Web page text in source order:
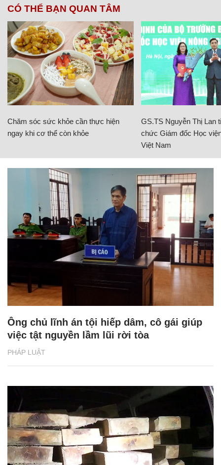
CÓ THỂ BẠN QUAN TÂM
Chăm sóc sức khỏe cần thực hiện
ngay khi cơ thể còn khỏe
GS.TS Nguyễn Thị Lan
chức Giám đốc Học
Việt Nam
PHÁP LUẬT
Ông chủ lĩnh án tội hiếp dâm, cô gái giúp
việc tật nguyền lầm lũi rời tòa